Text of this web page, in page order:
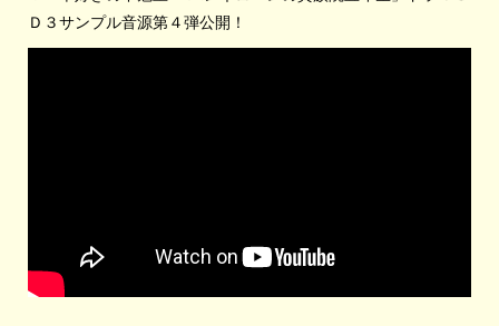
Ｄ３サンプル音源第４弾公開！